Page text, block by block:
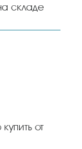
складе
от